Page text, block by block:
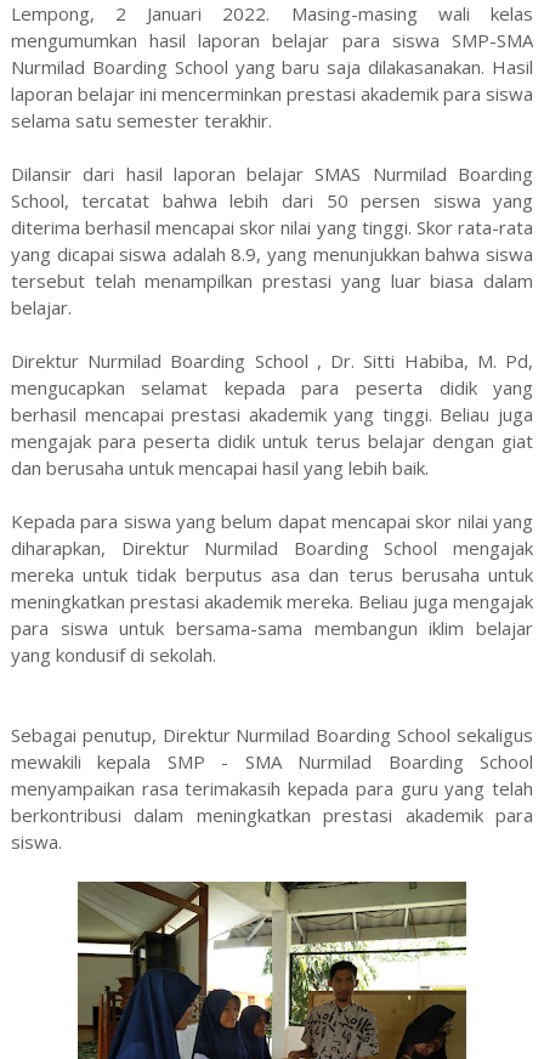
Lempong, 2 Januari 2022. Masing-masing wali kelas
mengumumkan hasil laporan belajar para siswa SMP-SMA
Nurmilad Boarding School yang baru saja dilakasanakan. Hasil
laporan belajar ini mencerminkan prestasi akademik para siswa
selama satu semester terakhir.
Dilansir dari hasil laporan belajar SMAS Nurmilad Boarding
School, tercatat bahwa lebih dari 50 persen siswa yang
diterima berhasil mencapai skor nilai yang tinggi. Skor rata-rata
yang dicapai siswa adalah 8.9, yang menunjukkan bahwa siswa
tersebut telah menampilkan prestasi yang luar biasa dalam
belajar.
Direktur Nurmilad Boarding School , Dr. Sitti Habiba, M. Pd,
mengucapkan selamat kepada para peserta didik yang
berhasil mencapai prestasi akademik yang tinggi. Beliau juga
mengajak para peserta didik untuk terus belajar dengan giat
dan berusaha untuk mencapai hasil yang lebih baik.
Kepada para siswa yang belum dapat mencapai skor nilai yang
diharapkan, Direktur Nurmilad Boarding School mengajak
mereka untuk tidak berputus asa dan terus berusaha untuk
meningkatkan prestasi akademik mereka. Beliau juga mengajak
para siswa untuk bersama-sama membangun iklim belajar
yang kondusif di sekolah.
Sebagai penutup, Direktur Nurmilad Boarding School sekaligus
mewakili kepala SMP - SMA Nurmilad Boarding School
menyampaikan rasa terimakasih kepada para guru yang telah
berkontribusi dalam meningkatkan prestasi akademik para
siswa.